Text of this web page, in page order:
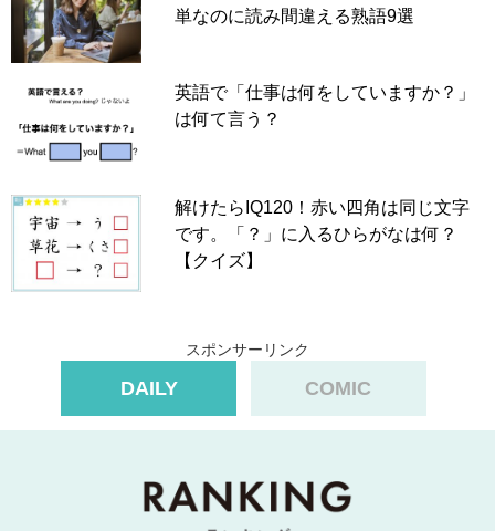
単なのに読み間違える熟語9選
英語で「仕事は何をしていますか？」
は何て言う？
解けたらIQ120！赤い四角は同じ文字
です。「？」に入るひらがなは何？
【クイズ】
スポンサーリンク
DAILY COMIC